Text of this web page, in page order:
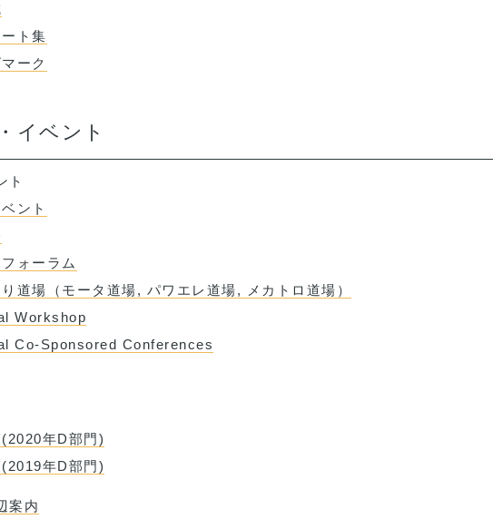
ト集
ーク
イベント
ト
ント
ォーラム
道場（モータ道場, パワエレ道場, メカトロ道場）
Workshop
Co-Sponsored Conferences
年D部門)
年D部門)
案内